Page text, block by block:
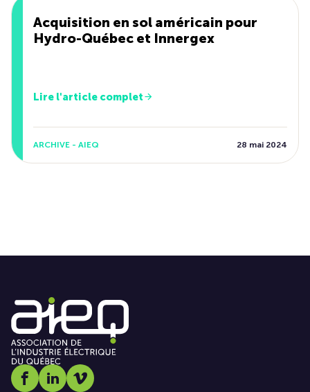
Acquisition en sol américain pour
Hydro-Québec et Innergex
Lire l'article complet
ARCHIVE - AIEQ 28 mai 2024
Social media link icon-facebook
Social media link icon-linkedin
Social media link icon-vimeo